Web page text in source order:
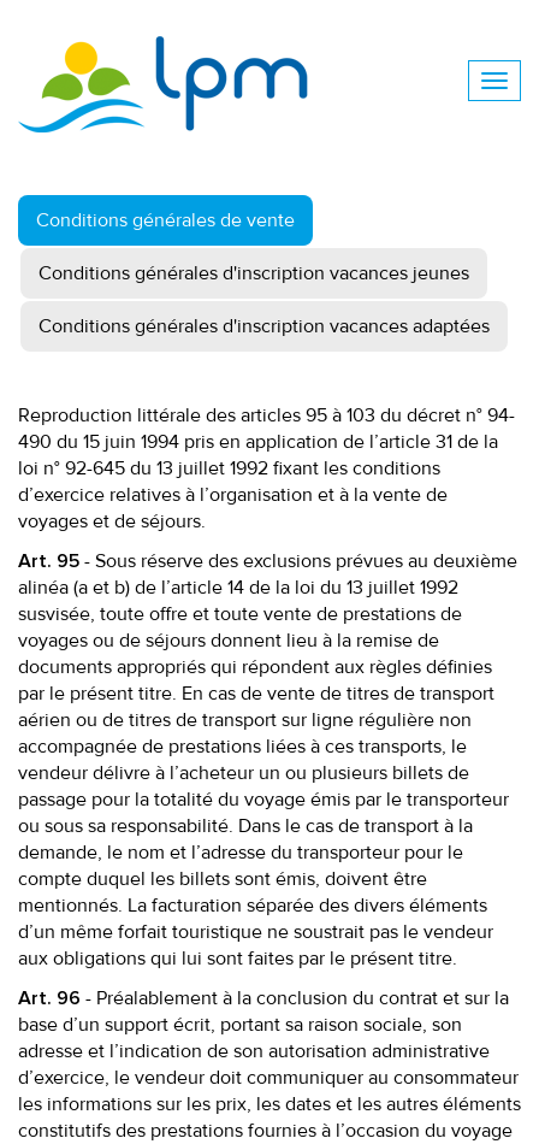
Conditions générales de vente
Conditions générales d'inscription vacances jeunes
Conditions générales d'inscription vacances adaptées
Reproduction littérale des articles 95 à 103 du décret n° 94-
490 du 15 juin 1994 pris en application de l’article 31 de la
loi n° 92-645 du 13 juillet 1992 fixant les conditions
d’exercice relatives à l’organisation et à la vente de
voyages et de séjours.
Art. 95 - Sous réserve des exclusions prévues au deuxième
alinéa (a et b) de l’article 14 de la loi du 13 juillet 1992
susvisée, toute offre et toute vente de prestations de
voyages ou de séjours donnent lieu à la remise de
documents appropriés qui répondent aux règles définies
par le présent titre. En cas de vente de titres de transport
aérien ou de titres de transport sur ligne régulière non
accompagnée de prestations liées à ces transports, le
vendeur délivre à l’acheteur un ou plusieurs billets de
passage pour la totalité du voyage émis par le transporteur
ou sous sa responsabilité. Dans le cas de transport à la
demande, le nom et l’adresse du transporteur pour le
compte duquel les billets sont émis, doivent être
mentionnés. La facturation séparée des divers éléments
d’un même forfait touristique ne soustrait pas le vendeur
aux obligations qui lui sont faites par le présent titre.
Art. 96 - Préalablement à la conclusion du contrat et sur la
base d’un support écrit, portant sa raison sociale, son
adresse et l’indication de son autorisation administrative
d’exercice, le vendeur doit communiquer au consommateur
les informations sur les prix, les dates et les autres éléments
constitutifs des prestations fournies à l’occasion du voyage